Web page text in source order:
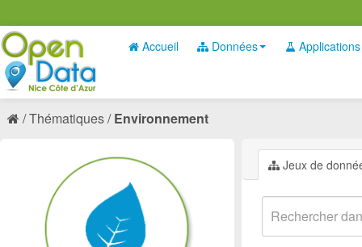
Accueil Données Applications
Thématiques Environnement
Jeux de